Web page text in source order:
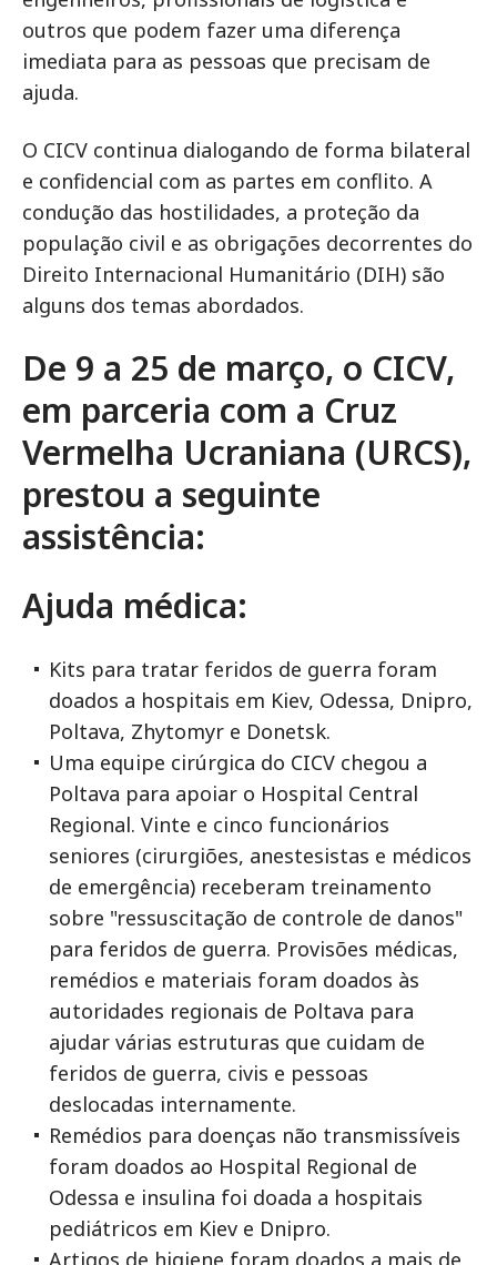
outros que podem fazer uma diferença
imediata para as pessoas que precisam de
ajuda.
O CICV continua dialogando de forma bilateral
e confidencial com as partes em conflito. A
condução das hostilidades, a proteção da
população civil e as obrigações decorrentes do
Direito Internacional Humanitário (DIH) são
alguns dos temas abordados.
De 9 a 25 de março, o CICV,
em parceria com a Cruz
Vermelha Ucraniana (URCS),
prestou a seguinte
assistência:
Ajuda médica:
Kits para tratar feridos de guerra foram
doados a hospitais em Kiev, Odessa, Dnipro,
Poltava, Zhytomyr e Donetsk.
Uma equipe cirúrgica do CICV chegou a
Poltava para apoiar o Hospital Central
Regional. Vinte e cinco funcionários
seniores (cirurgiões, anestesistas e médicos
de emergência) receberam treinamento
sobre "ressuscitação de controle de danos"
para feridos de guerra. Provisões médicas,
remédios e materiais foram doados às
autoridades regionais de Poltava para
ajudar várias estruturas que cuidam de
feridos de guerra, civis e pessoas
deslocadas internamente.
Remédios para doenças não transmissíveis
foram doados ao Hospital Regional de
Odessa e insulina foi doada a hospitais
pediátricos em Kiev e Dnipro.
Artigos de higiene foram doados a mais de